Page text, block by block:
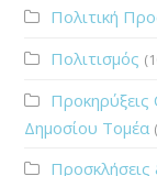
Πολιτική
Πολιτισμός
Δημοσίου Τομέα
Προσκλήσεις